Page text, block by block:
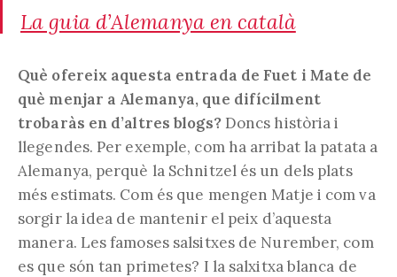
La guia d’Alemanya en català
Què ofereix aquesta entrada de Fuet i Mate de
què menjar a Alemanya, que difícilment
trobaràs en d’altres blogs?Doncs història i
llegendes. Per exemple, com ha arribat la patata a
Alemanya, perquè la Schnitzel és un dels plats
més estimats. Com és que mengen Matje i com va
sorgir la idea de mantenir el peix d’aquesta
manera. Les famoses salsitxes de Nurember, com
es que són tan primetes? I la salxitxa blanca de